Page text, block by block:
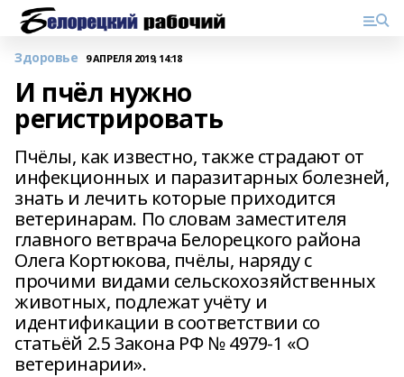
Здоровье 9 АПРЕЛЯ 2019, 14:18
И пчёл нужно
регистрировать
Пчёлы, как известно, также страдают от
инфекционных и паразитарных болезней,
знать и лечить которые приходится
ветеринарам. По словам заместителя
главного ветврача Белорецкого района
Олега Кортюкова, пчёлы, наряду с
прочими видами сельскохозяйственных
животных, подлежат учёту и
идентификации в соответствии со
статьёй 2.5 Закона РФ № 4979-1 «О
ветеринарии».